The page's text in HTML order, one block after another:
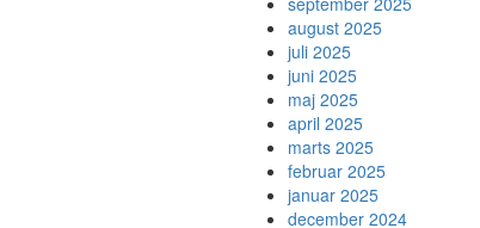
august 2025
juli 2025
juni 2025
maj 2025
april 2025
marts 2025
februar 2025
januar 2025
december 2024